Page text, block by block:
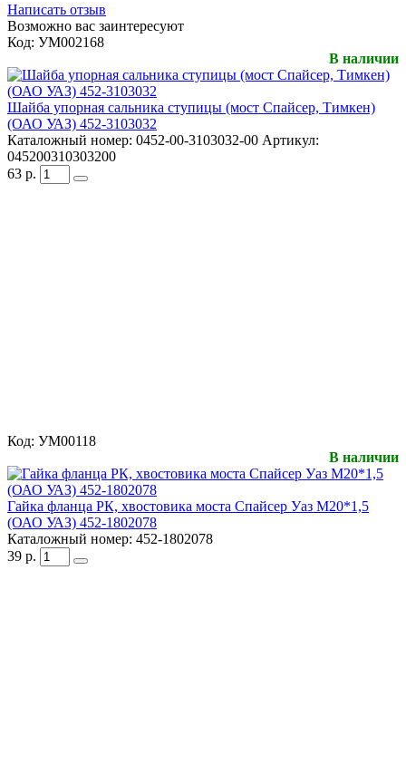
Написать отзыв
Возможно вас заинтересуют
Код: УМ002168
В наличии
Шайба упорная сальника ступицы (мост Спайсер, Тимкен)
(ОАО УАЗ) 452-3103032
Каталожный номер: 0452-00-3103032-00 Артикул:
045200310303200
63 р.
Код: УМ00118
В наличии
Гайка фланца РК, хвостовика моста Спайсер Уаз М20*1,5
(ОАО УАЗ) 452-1802078
Каталожный номер: 452-1802078
39 р.